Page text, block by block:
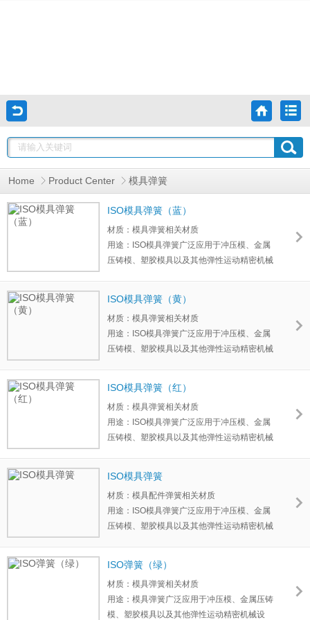
Home Product Center 模具弹簧
ISO模具弹簧（蓝）
材质：模具弹簧相关材质
用途：ISO模具弹簧广泛应用于冲压模、金属
压铸模、塑胶模具以及其他弹性运动精密机械
寿命长的特点。
ISO模具弹簧（黄）
材质：模具弹簧相关材质
用途：ISO模具弹簧广泛应用于冲压模、金属
压铸模、塑胶模具以及其他弹性运动精密机械
寿命长的特点。
ISO模具弹簧（红）
材质：模具弹簧相关材质
用途：ISO模具弹簧广泛应用于冲压模、金属
压铸模、塑胶模具以及其他弹性运动精密机械
寿命长的特点。
ISO模具弹簧
材质：模具配件弹簧相关材质
用途：ISO模具弹簧广泛应用于冲压模、金属
压铸模、塑胶模具以及其他弹性运动精密机械
寿命长的特点。
ISO弹簧（绿）
材质：模具弹簧相关材质
用途：模具弹簧广泛应用于冲压模、金属压铸
模、塑胶模具以及其他弹性运动精密机械设